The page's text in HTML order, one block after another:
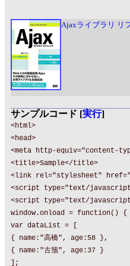
Ajaxライブラリ リ
サンプルコード [実行]
<html>
<head>
<meta http-equiv="content-
<title>Sample</title>
<link rel="stylesheet"
<script type="text/
<script type="text/
window.onload = function() {
var dataList = [
{ name:"高橋", age:58 },
{ name:"古籏", age:37 }
];